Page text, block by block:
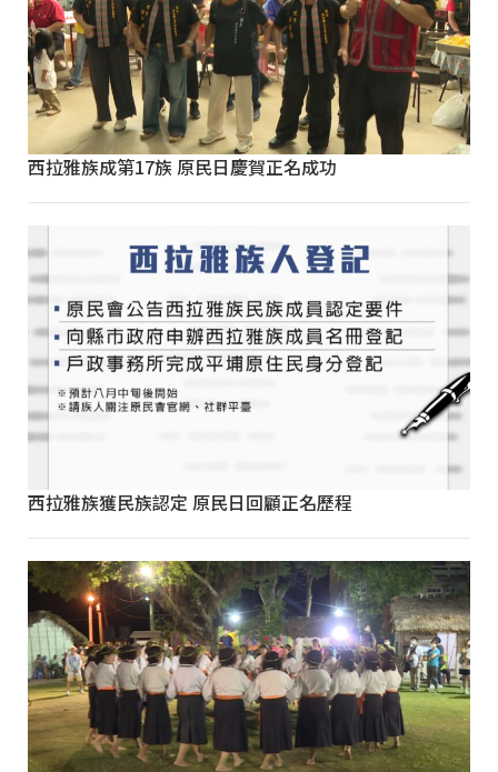
西拉雅族成第17族 原民日慶賀正名成功
西拉雅族獲民族認定 原民日回顧正名歷程